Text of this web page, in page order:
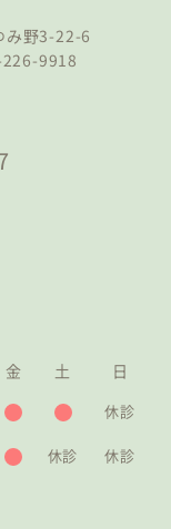
み野3-22-6
9918
金 土 日
休診
休診 休診